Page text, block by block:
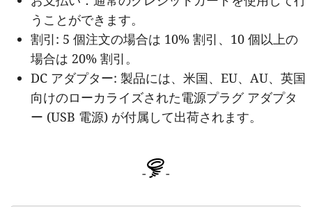
うことができます。
割引: 5 個注文の場合は 10% 割引、10 個以上の
場合は 20% 割引。
DC アダプター: 製品には、米国、EU、AU、英国
向けのローカライズされた電源プラグ アダプタ
ー (USB 電源) が付属して出荷されます。
- -